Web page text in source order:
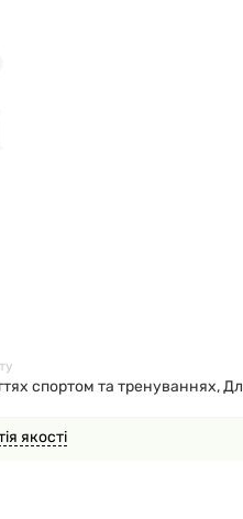
якості
спортом та тренуваннях,